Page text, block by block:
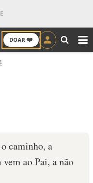
DOAR ❤️
caminho, a
ao Pai, a não